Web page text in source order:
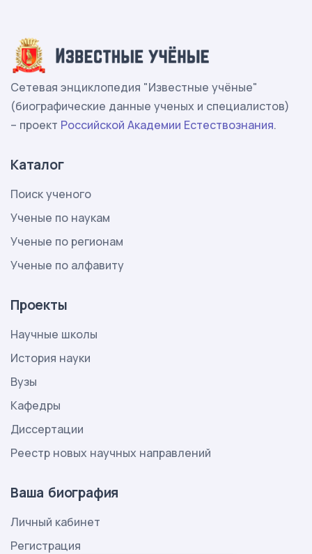
Сетевая энциклопедия "Известные учёные"
(биографические данные ученых и специалистов)
– проект Российской Академии Естествознания.
Каталог
Поиск ученого
Ученые по наукам
Ученые по регионам
Ученые по алфавиту
Проекты
Научные школы
История науки
Вузы
Кафедры
Диссертации
Реестр новых научных направлений
Ваша биография
Личный кабинет
Регистрация